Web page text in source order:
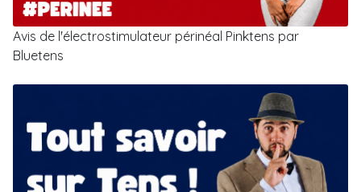
Avis de l'électrostimulateur périnéal Pinktens par
Bluetens